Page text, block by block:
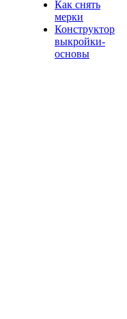
Как снять
мерки
Конструктор
выкройки-
основы